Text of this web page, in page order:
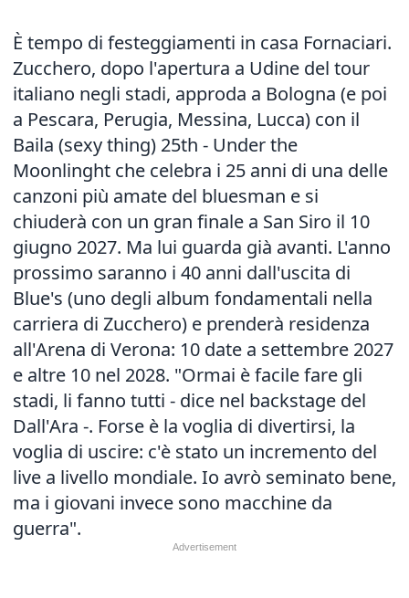
È tempo di festeggiamenti in casa Fornaciari.
Zucchero, dopo l'apertura a Udine del tour
italiano negli stadi, approda a Bologna (e poi
a Pescara, Perugia, Messina, Lucca) con il
Baila (sexy thing) 25th - Under the
Moonlinght che celebra i 25 anni di una delle
canzoni più amate del bluesman e si
chiuderà con un gran finale a San Siro il 10
giugno 2027. Ma lui guarda già avanti. L'anno
prossimo saranno i 40 anni dall'uscita di
Blue's (uno degli album fondamentali nella
carriera di Zucchero) e prenderà residenza
all'Arena di Verona: 10 date a settembre 2027
e altre 10 nel 2028. "Ormai è facile fare gli
stadi, li fanno tutti - dice nel backstage del
Dall'Ara -. Forse è la voglia di divertirsi, la
voglia di uscire: c'è stato un incremento del
live a livello mondiale. Io avrò seminato bene,
ma i giovani invece sono macchine da
guerra".